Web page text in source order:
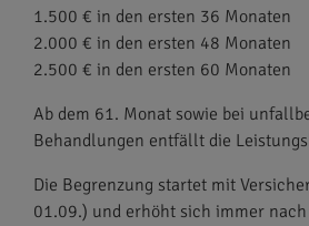
1.500 € in den ersten 36 Monaten
2.000 € in den ersten 48 Monaten
2.500 € in den ersten 60 Monaten
Ab dem 61. Monat sowie bei
Behandlungen entfällt die
Die Begrenzung startet mit
01.09.) und erhöht sich immer